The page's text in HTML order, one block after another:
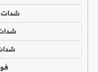
شدات